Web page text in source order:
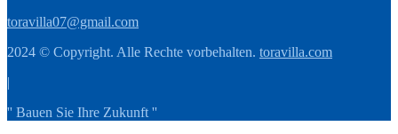
toravilla07@gmail.com
2024 © Copyright. Alle Rechte vorbehalten. toravilla.com
|
'' Bauen Sie Ihre Zukunft ''